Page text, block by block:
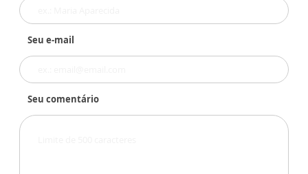
Seu e-mail
Seu comentário